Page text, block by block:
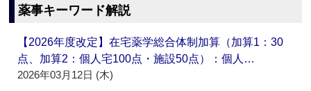
薬事キーワード解説
【2026年度改定】在宅薬学総合体制加算（加算1：30
点、加算2：個人宅100点・施設50点）：個人…
2026年03月12日 (木)